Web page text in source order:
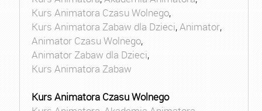
Kurs Animatora Czasu Wolnego,
Kurs Animatora Zabaw dla Dzieci,Animator,
Animator Czasu Wolnego,
Animator Zabaw dla Dzieci,
Kurs Animatora Zabaw
Kurs Animatora Czasu Wolnego